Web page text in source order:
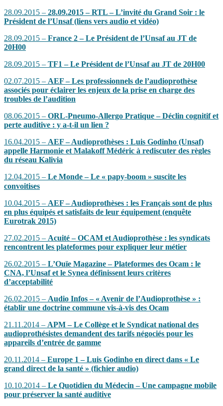
28.09.2015 – 28.09.2015 – RTL – L’invité du Grand Soir : le
Président de l’Unsaf (liens vers audio et vidéo)
28.09.2015 – France 2 – Le Président de l’Unsaf au JT de
20H00
28.09.2015 – TF1 – Le Président de l’Unsaf au JT de 20H00
02.07.2015 – AEF – Les professionnels de l’audioprothèse
associés pour éclairer les enjeux de la prise en charge des
troubles de l’audition
08.06.2015 – ORL-Pneumo-Allergo Pratique – Déclin cognitif et
perte auditive : y a-t-il un lien ?
16.04.2015 – AEF – Audioprothèses : Luis Godinho (Unsaf)
appelle Harmonie et Malakoff Médéric à rediscuter des règles
du réseau Kalivia
12.04.2015 – Le Monde – Le « papy-boom » suscite les
convoitises
10.04.2015 – AEF – Audioprothèses : les Français sont de plus
en plus équipés et satisfaits de leur équipement (enquête
Eurotrak 2015)
27.02.2015 – Acuité – OCAM et Audioprothèse : les syndicats
rencontrent les plateformes pour expliquer leur métier
26.02.2015 – L’Ouïe Magazine – Plateformes des Ocam : le
CNA, l’Unsaf et le Synea définissent leurs critères
d’acceptabilité
26.02.2015 – Audio Infos – « Avenir de l’Audioprothèse » :
établir une doctrine commune vis-à-vis des Ocam
21.11.2014 – APM – Le Collège et le Syndicat national des
audioprothésistes demandent des tarifs négociés pour les
appareils d’entrée de gamme
20.11.2014 – Europe 1 – Luis Godinho en direct dans « Le
grand direct de la santé » (fichier audio)
10.10.2014 – Le Quotidien du Médecin – Une campagne mobile
pour préserver la santé auditive